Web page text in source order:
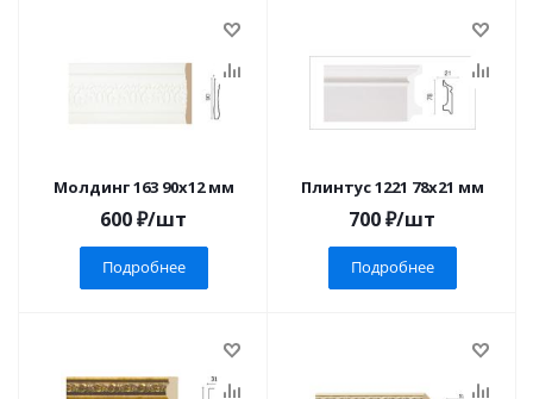
Молдинг 163 90x12 мм
600₽/шт
Подробнее
Плинтус 1221 78x21 мм
700₽/шт
Подробнее